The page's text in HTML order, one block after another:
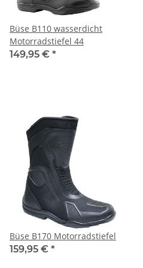
Büse B110 wasserdicht
Motorradstiefel 44
149,95 € *
Büse B170 Motorradstiefel
159,95 € *